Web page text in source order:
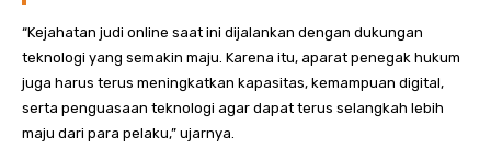
“Kejahatan judi online saat ini dijalankan dengan dukungan
teknologi yang semakin maju. Karena itu, aparat penegak hukum
juga harus terus meningkatkan kapasitas, kemampuan digital,
serta penguasaan teknologi agar dapat terus selangkah lebih
maju dari para pelaku,” ujarnya.